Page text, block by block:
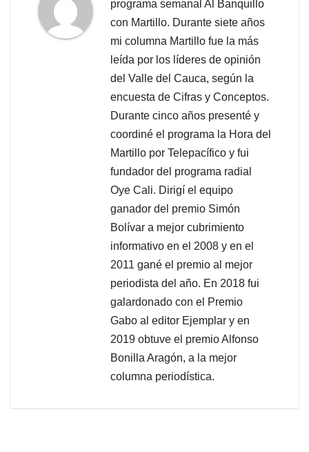
programa semanal Al Banquillo
con Martillo. Durante siete años
mi columna Martillo fue la más
leída por los líderes de opinión
del Valle del Cauca, según la
encuesta de Cifras y Conceptos.
Durante cinco años presenté y
coordiné el programa la Hora del
Martillo por Telepacífico y fui
fundador del programa radial
Oye Cali. Dirigí el equipo
ganador del premio Simón
Bolívar a mejor cubrimiento
informativo en el 2008 y en el
2011 gané el premio al mejor
periodista del año. En 2018 fui
galardonado con el Premio
Gabo al editor Ejemplar y en
2019 obtuve el premio Alfonso
Bonilla Aragón, a la mejor
columna periodística.